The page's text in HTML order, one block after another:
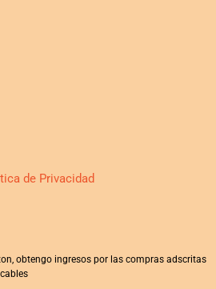
de Privacidad
obtengo ingresos por las compras adscritas